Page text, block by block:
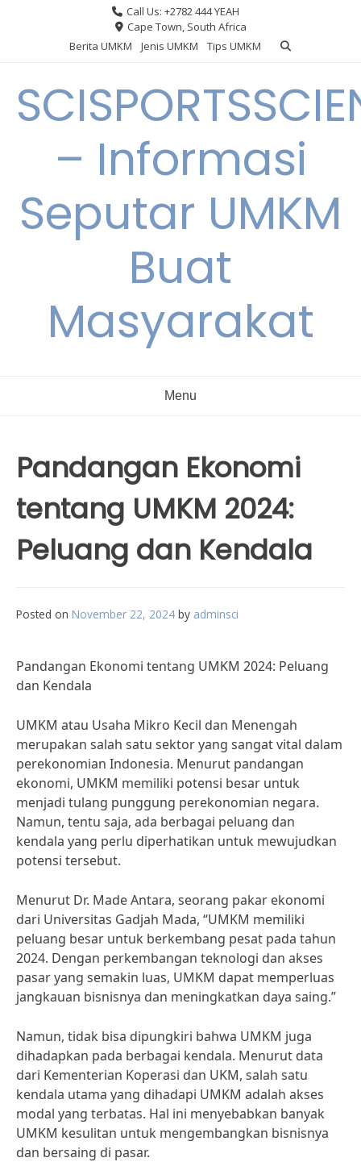
Call Us: +2782 444 YEAH
Cape Town, South Africa
Berita UMKM
Jenis UMKM Tips UMKM
– Informasi
Seputar UMKM
Buat
Masyarakat
Menu
Pandangan Ekonomi
tentang UMKM 2024:
Peluang dan Kendala
Posted on November 22, 2024 by adminsci
Pandangan Ekonomi tentang UMKM 2024: Peluang
dan Kendala
UMKM atau Usaha Mikro Kecil dan Menengah
merupakan salah satu sektor yang sangat vital dalam
perekonomian Indonesia. Menurut pandangan
ekonomi, UMKM memiliki potensi besar untuk
menjadi tulang punggung perekonomian negara.
Namun, tentu saja, ada berbagai peluang dan
kendala yang perlu diperhatikan untuk mewujudkan
potensi tersebut.
Menurut Dr. Made Antara, seorang pakar ekonomi
dari Universitas Gadjah Mada, “UMKM memiliki
peluang besar untuk berkembang pesat pada tahun
2024. Dengan perkembangan teknologi dan akses
pasar yang semakin luas, UMKM dapat memperluas
jangkauan bisnisnya dan meningkatkan daya saing.”
Namun, tidak bisa dipungkiri bahwa UMKM juga
dihadapkan pada berbagai kendala. Menurut data
dari Kementerian Koperasi dan UKM, salah satu
kendala utama yang dihadapi UMKM adalah akses
modal yang terbatas. Hal ini menyebabkan banyak
UMKM kesulitan untuk mengembangkan bisnisnya
dan bersaing di pasar.